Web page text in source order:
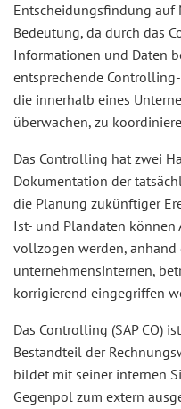
Entscheidungsfindung auf
Bedeutung, da durch das
Informationen und Daten
entsprechende
die innerhalb eines
überwachen, zu
Das Controlling hat zwei
Dokumentation der
die Planung zukünftiger
Ist- und Plandaten
vollzogen werden, anhand
unternehmensinternen,
korrigierend eingegriffen
Das Controlling (SAP CO)
Bestandteil der
bildet mit seiner internen
Gegenpol zum extern